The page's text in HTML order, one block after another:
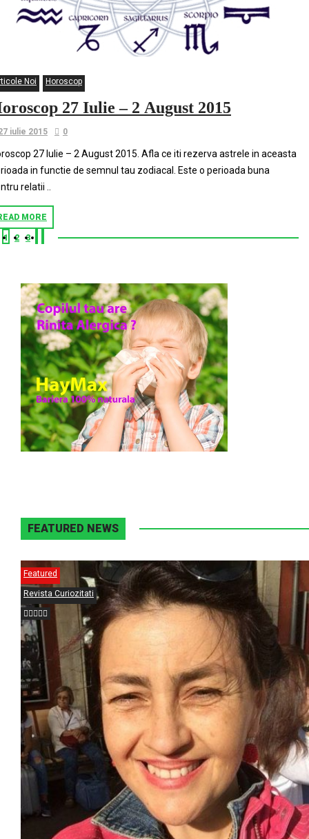
Noi Horoscop
27 Iulie – 2 August 2015
iulie 2015 0
27 Iulie – 2 August 2015. Afla ce iti rezerva astrele in aceasta
in functie de semnul tau zodiacal. Este o perioada buna
relatii ..
MORE
1 2 3
FEATURED NEWS
Featured
Revista Curiozitati